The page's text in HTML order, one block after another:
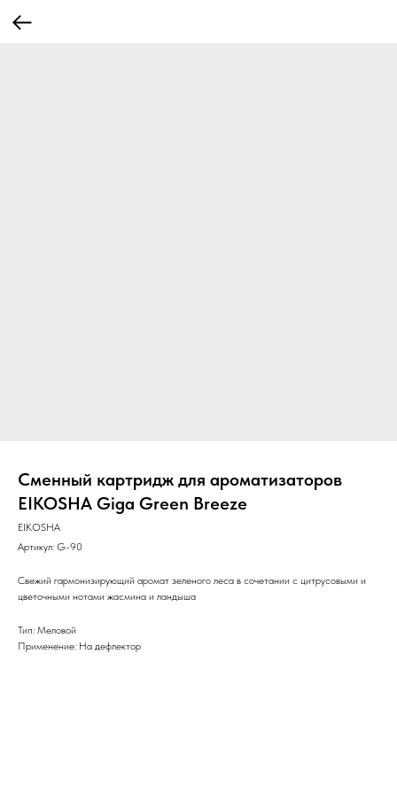
Сменный картридж для ароматизаторов
EIKOSHA Giga Green Breeze
EIKOSHA
Артикул: G-90
Свежий гармонизирующий аромат зеленого леса в сочетании с цитрусовыми и
цветочными нотами жасмина и ландыша
Тип: Меловой
Применение: На дефлектор